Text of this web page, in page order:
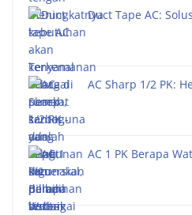
Duct Tape AC:
AC Sharp 1/2 PK:
AC 1 PK Berapa